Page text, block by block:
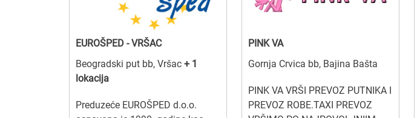
EUROŠPED - VRŠAC
Beogradski put bb, Vršac + 1
lokacija
Preduzeće EUROŠPED d.o.o.
PINK VA
Gornja Crvica bb, Bajina Bašta
PINK VA VRŠI PREVOZ PUTNIKA I
PREVOZ ROBE.TAXI PREVOZ